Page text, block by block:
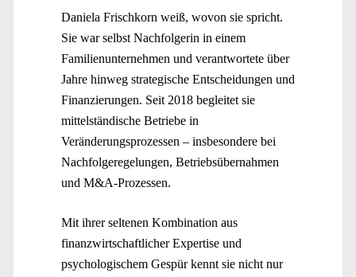
Daniela Frischkorn weiß, wovon sie spricht.
Sie war selbst Nachfolgerin in einem
Familienunternehmen und verantwortete über
Jahre hinweg strategische Entscheidungen und
Finanzierungen. Seit 2018 begleitet sie
mittelständische Betriebe in
Veränderungsprozessen – insbesondere bei
Nachfolgeregelungen, Betriebsübernahmen
und M&A-Prozessen.
Mit ihrer seltenen Kombination aus
finanzwirtschaftlicher Expertise und
psychologischem Gespür kennt sie nicht nur